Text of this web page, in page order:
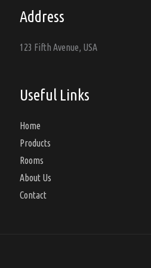
Address
123 Fifth Avenue, USA
Useful Links
Home
Products
Rooms
About Us
Contact